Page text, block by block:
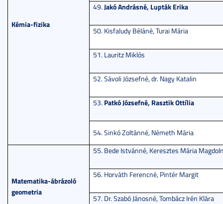
Kémia-fizika
49.Jakó Andrásné, Lupták Erika
50. Kisfaludy Béláné, Turai Mária
51. Lauritz Miklós
52. Sávoli Józsefné, dr. Nagy Katalin
53. Patkó Józsefné, Rasztik Ottília
54. Sinkó Zoltánné, Németh Mária
Matematika-ábrázoló
geometria
55. Bede Istvánné, Keresztes Mária
56. Horváth Ferencné, Pintér Margit
57. Dr. Szabó Jánosné, Tombácz Irén Klára